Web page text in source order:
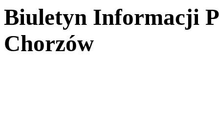
Biuletyn Informacji
Chorzów